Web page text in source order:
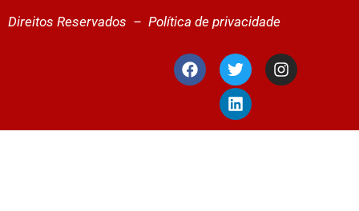
Direitos Reservados – Política de privacidade